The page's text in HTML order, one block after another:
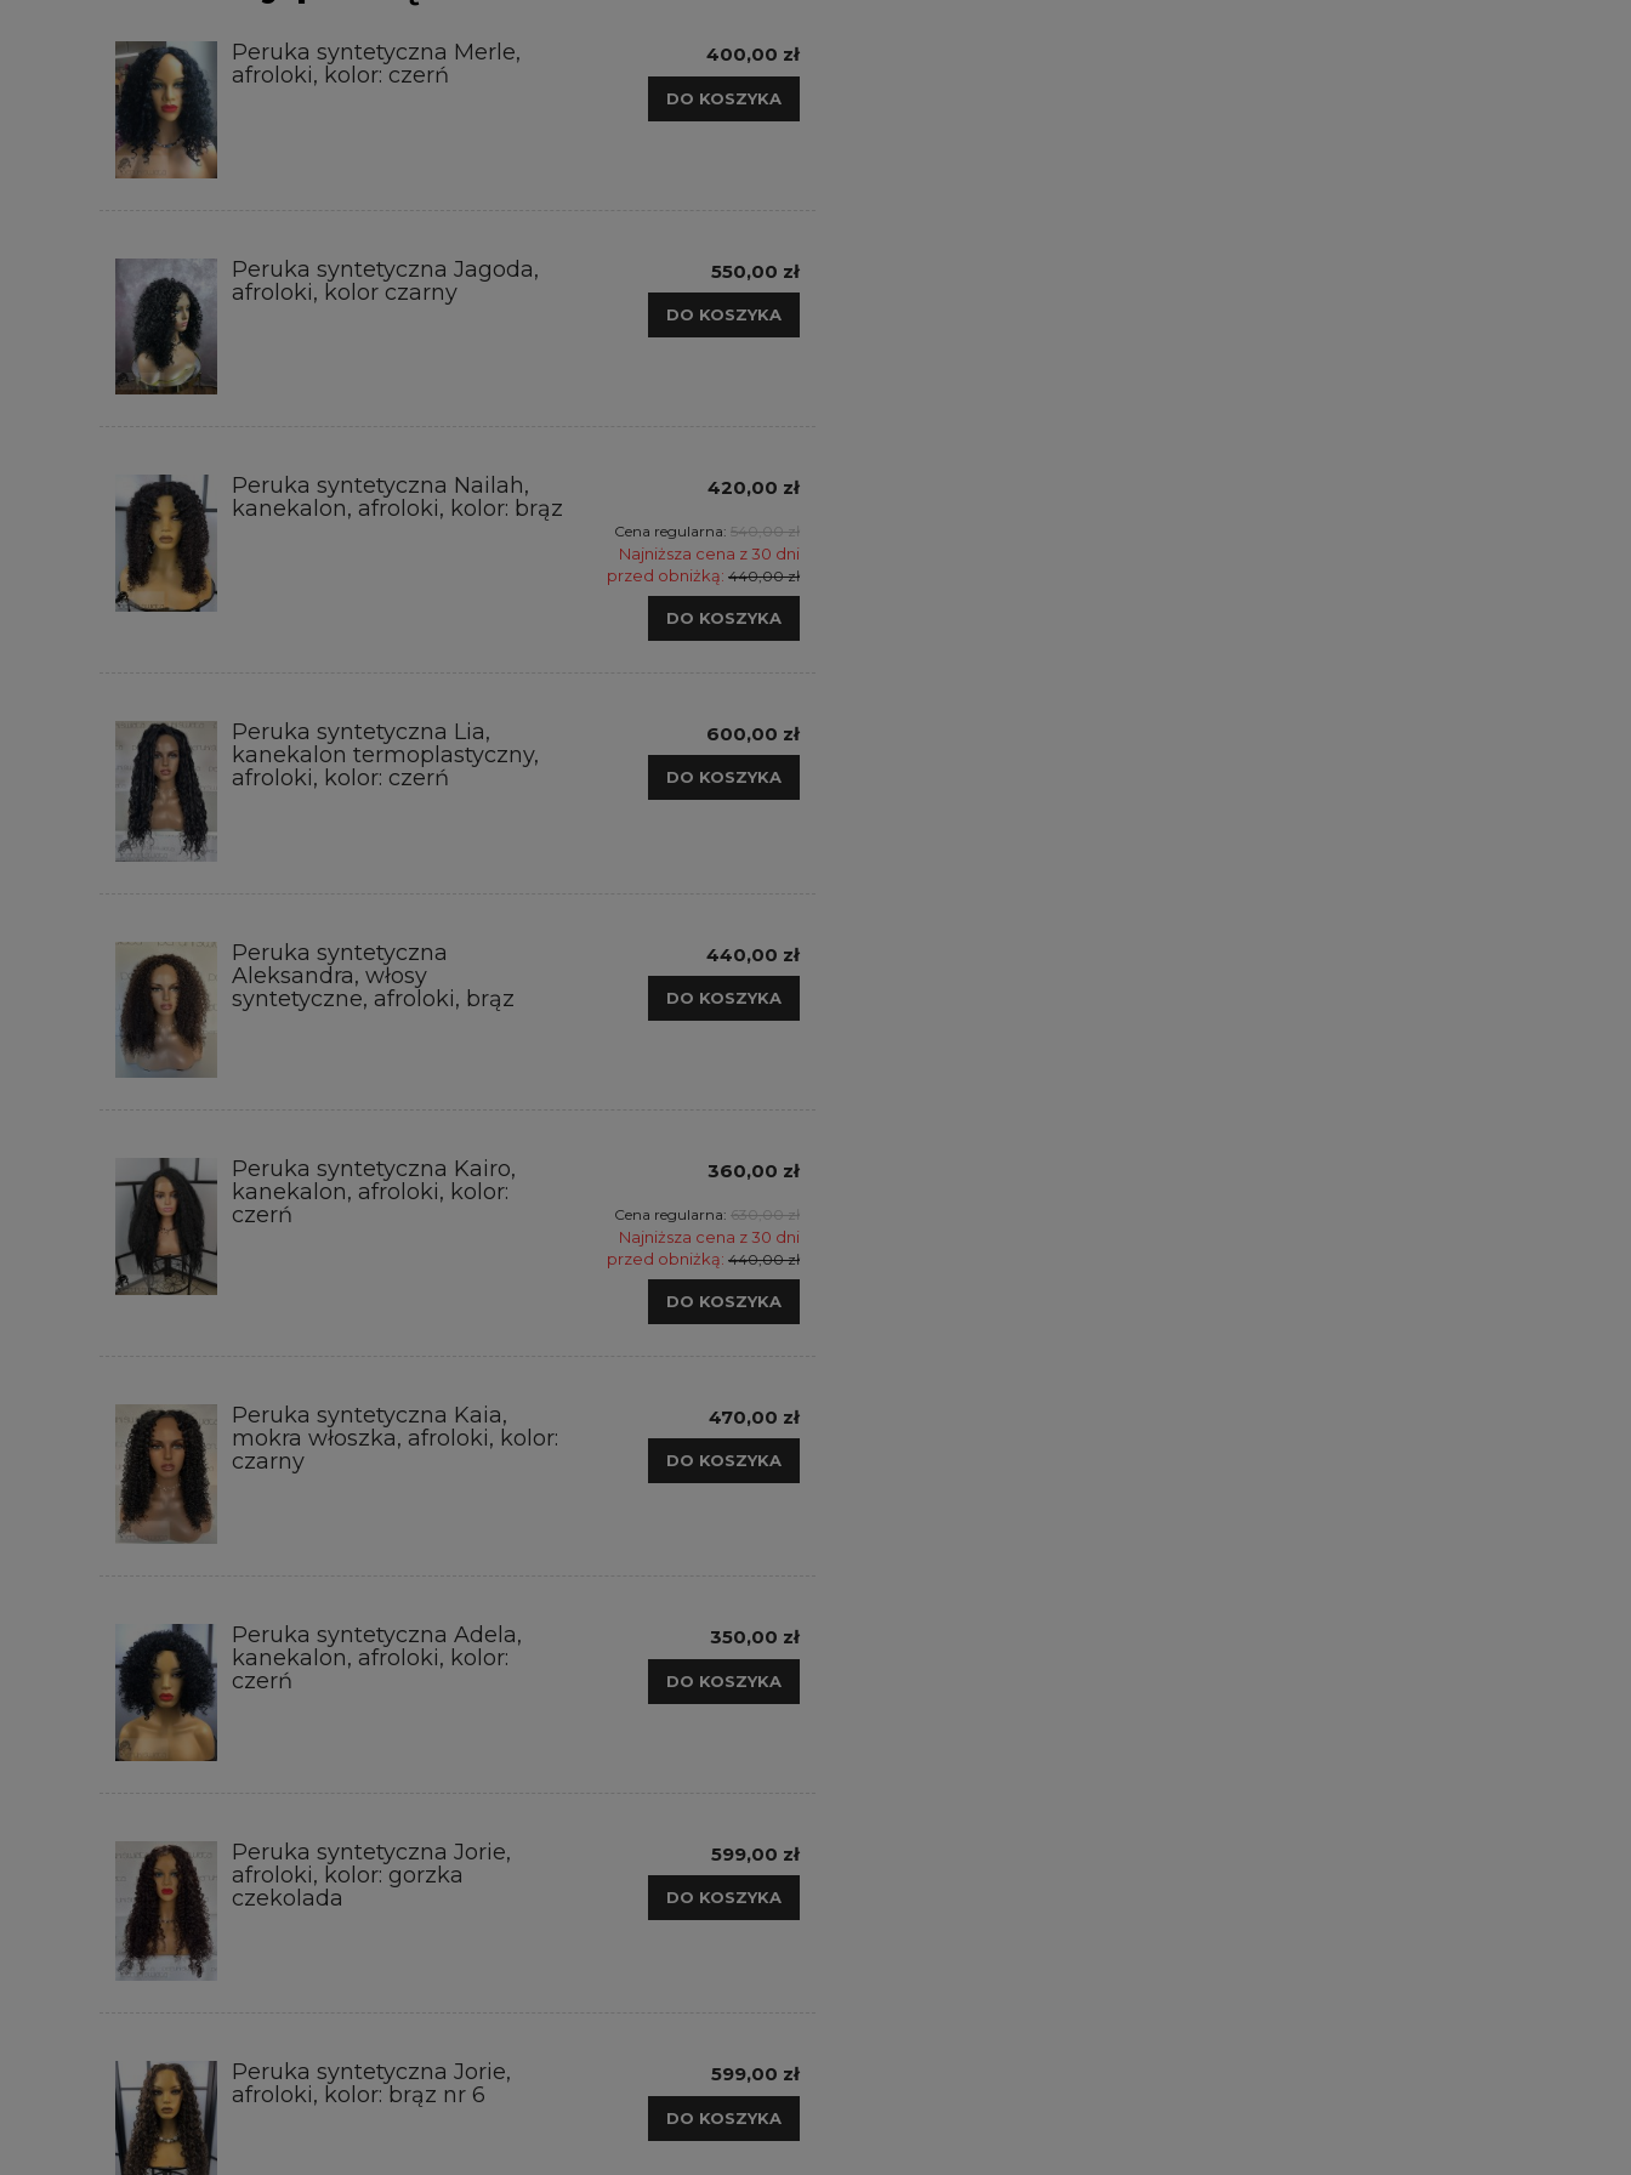
Peruka syntetyczna Merle,
afroloki, kolor: czerń
400,00 zł
DO KOSZYKA
Peruka syntetyczna Jagoda,
afroloki, kolor czarny
550,00 zł
DO KOSZYKA
Peruka syntetyczna Nailah,
kanekalon, afroloki, kolor: brąz
420,00 zł
Cena regularna: 540,00 zł
Najniższa cena z 30 dni
przed obniżką: 440,00 zł
DO KOSZYKA
Peruka syntetyczna Lia,
kanekalon termoplastyczny,
afroloki, kolor: czerń
600,00 zł
DO KOSZYKA
Peruka syntetyczna
Aleksandra, włosy
syntetyczne, afroloki, brąz
440,00 zł
DO KOSZYKA
Peruka syntetyczna Kairo,
kanekalon, afroloki, kolor:
czerń
360,00 zł
Cena regularna: 630,00 zł
Najniższa cena z 30 dni
przed obniżką: 440,00 zł
DO KOSZYKA
Peruka syntetyczna Kaia,
mokra włoszka, afroloki, kolor:
czarny
470,00 zł
DO KOSZYKA
Peruka syntetyczna Adela,
kanekalon, afroloki, kolor:
czerń
350,00 zł
DO KOSZYKA
Peruka syntetyczna Jorie,
afroloki, kolor: gorzka
czekolada
599,00 zł
DO KOSZYKA
Peruka syntetyczna Jorie,
afroloki, kolor: brąz nr 6
599,00 zł
DO KOSZYKA